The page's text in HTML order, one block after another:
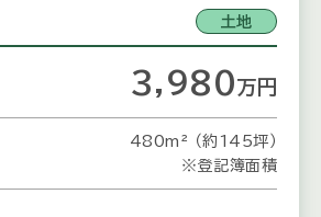
土地
3,980万 円
480m² （約145坪）
※登記簿面積